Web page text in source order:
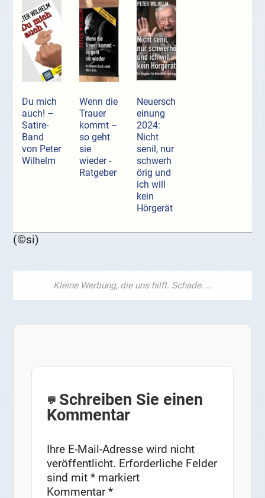
Du mich
auch! –
Satire-
Band
von Peter
Wilhelm
Wenn die
Trauer
kommt –
so geht
sie
wieder -
Ratgeber
Neuersch
einung
2024:
Nicht
senil, nur
schwerh
örig und
ich will
kein
Hörgerät
(©si)
Schreiben Sie einen
Kommentar
Ihre E-Mail-Adresse wird nicht
veröffentlicht. Erforderliche Felder
sind mit* markiert
Kommentar*